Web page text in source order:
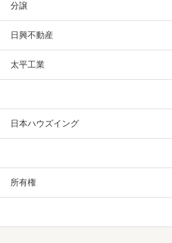
分譲
日興不動産
太平工業
日本ハウズイング
所有権